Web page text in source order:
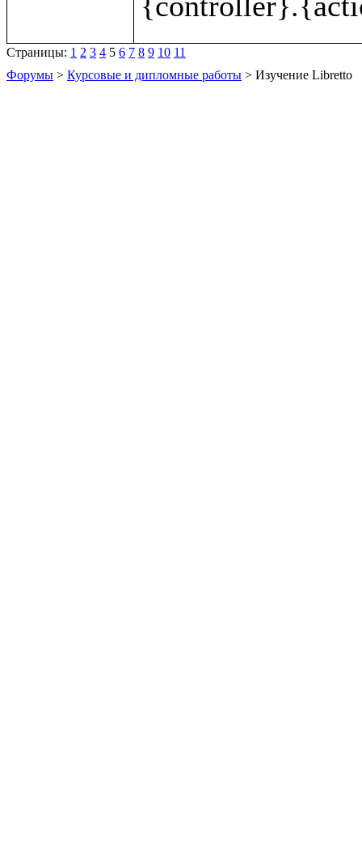
Страницы: 1 2 3 4 5 6 7 8 9 10 11
Форумы > Курсовые и дипломные работы > Изучение Libretto